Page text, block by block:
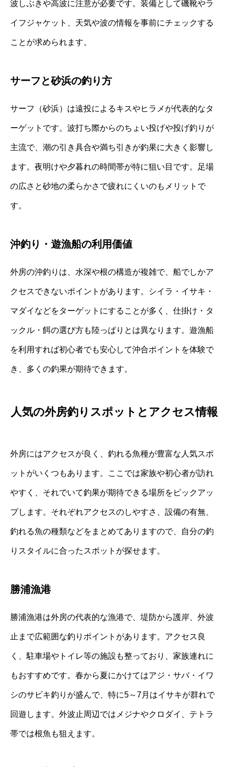
波しぶきや高波に注意が必要です。装備として磯靴やラ
イフジャケット、天気や波の情報を事前にチェックする
ことが求められます。
サーフと砂浜の釣り方
サーフ（砂浜）は遠投によるキスやヒラメが代表的なタ
ーゲットです。波打ち際からのちょい投げや投げ釣りが
主流で、潮の引き具合や満ち引きが釣果に大きく影響し
ます。夜明けや夕暮れの時間帯が特に狙い目です。足場
の広さと砂地の柔らかさで疲れにくいのもメリットで
す。
沖釣り・遊漁船の利用価値
外房の沖釣りは、水深や根の構造が複雑で、船でしかア
クセスできないポイントがあります。シイラ・イサキ・
マダイなどをターゲットにすることが多く、仕掛け・タ
ックル・餌の選び方も陸っぱりとは異なります。遊漁船
を利用すれば初心者でも安心して沖合ポイントを体験で
き、多くの釣果が期待できます。
人気の外房釣りスポットとアクセス情報
外房にはアクセスが良く、釣れる魚種が豊富な人気スポ
ットがいくつもあります。ここでは家族や初心者が訪れ
やすく、それでいて釣果が期待できる場所をピックアッ
プします。それぞれアクセスのしやすさ、設備の有無、
釣れる魚の種類などをまとめてありますので、自分の釣
りスタイルに合ったスポットが探せます。
勝浦漁港
勝浦漁港は外房の代表的な漁港で、堤防から護岸、外波
止まで広範囲な釣りポイントがあります。アクセス良
く、駐車場やトイレ等の施設も整っており、家族連れに
もおすすめです。春から夏にかけてはアジ・サバ・イワ
シのサビキ釣りが盛んで、特に5～7月はイサキが群れで
回遊します。外波止周辺ではメジナやクロダイ、テトラ
帯では根魚も狙えます。